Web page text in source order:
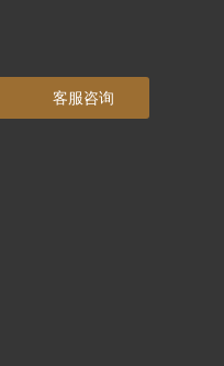
客服咨询